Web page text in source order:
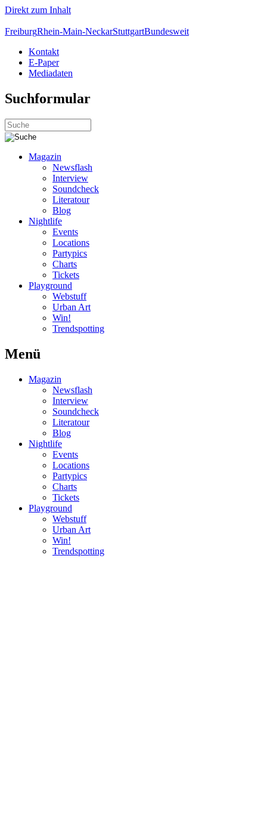
Direkt zum Inhalt
FreiburgRhein-Main-NeckarStuttgartBundesweit
Kontakt
E-Paper
Mediadaten
Suchformular
Magazin
Newsflash
Interview
Soundcheck
Literatour
Blog
Nightlife
Events
Locations
Partypics
Charts
Tickets
Playground
Webstuff
Urban Art
Win!
Trendspotting
Menü
Magazin
Newsflash
Interview
Soundcheck
Literatour
Blog
Nightlife
Events
Locations
Partypics
Charts
Tickets
Playground
Webstuff
Urban Art
Win!
Trendspotting